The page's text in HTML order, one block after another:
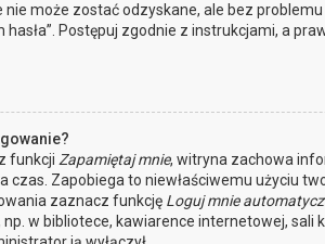
nie może zostać odzyskane, ale bez
hasła”. Postępuj zgodnie z instrukcjami, a
funkcji Zapamiętaj mnie, witryna zachowa
czas. Zapobiega to niewłaściwemu użyciu
zaznacz funkcję Loguj mnie
w bibliotece, kawiarence internetowej, sali